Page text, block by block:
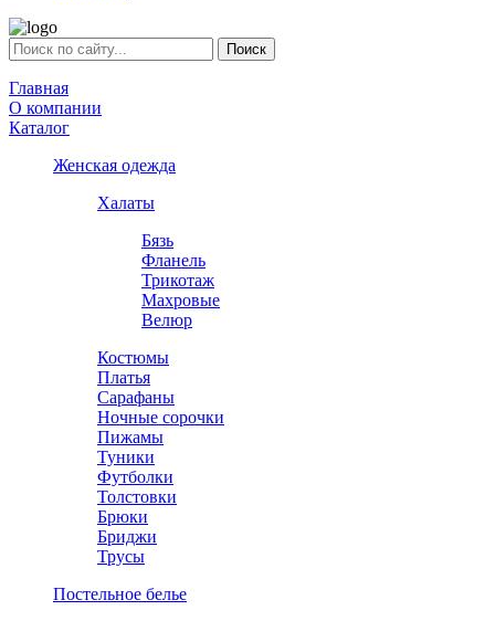
Главная
О компании
Каталог
Женская одежда
Халаты
Бязь
Фланель
Трикотаж
Махровые
Велюр
Костюмы
Платья
Сарафаны
Ночные сорочки
Пижамы
Туники
Футболки
Толстовки
Брюки
Бриджи
Трусы
Постельное белье